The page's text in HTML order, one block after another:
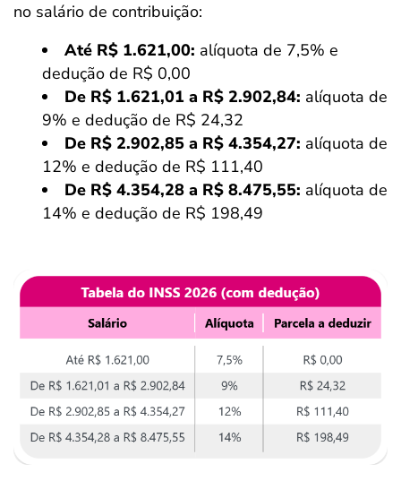
no salário de contribuição:
Até R$ 1.621,00: alíquota de 7,5% e
dedução de R$ 0,00
De R$ 1.621,01 a R$ 2.902,84: alíquota de
9% e dedução de R$ 24,32
De R$ 2.902,85 a R$ 4.354,27: alíquota de
12% e dedução de R$ 111,40
De R$ 4.354,28 a R$ 8.475,55: alíquota de
14% e dedução de R$ 198,49